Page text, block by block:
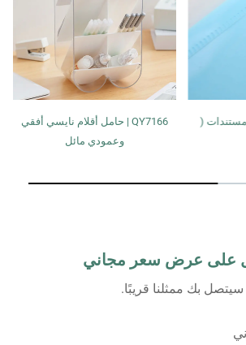
QY7166 | حامل أقلام نايسي أفقي
وعمودي مائل
على عرض سعر مجاني
سيتصل بك ممثلنا قريبًا.